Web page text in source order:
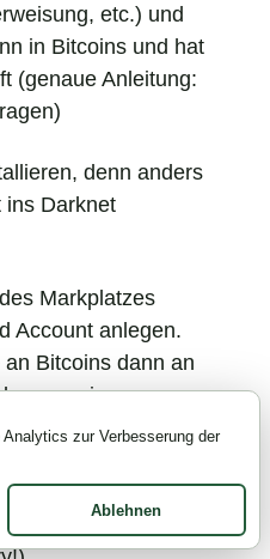
etc.) und
in Bitcoins und hat
(genaue Anleitung:
denn anders
ins Darknet
Markplatzes
Account anlegen.
Bitcoins dann an
seines
Und los
(die
findet man
, wir verlinken NICHT
zur Verbesserung der
Ablehnen